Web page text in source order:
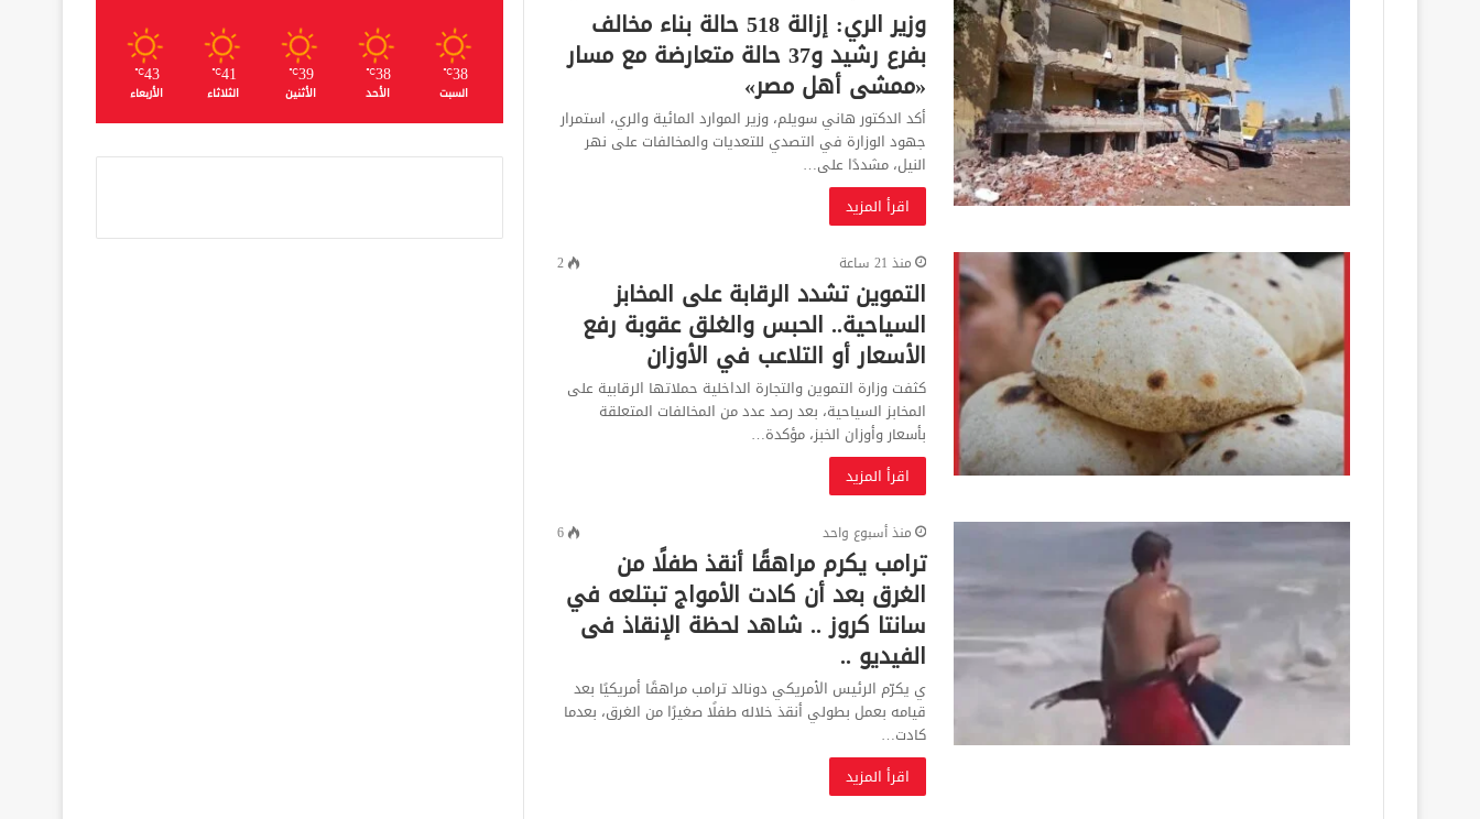
وزير الري: إزالة 518 حالة بناء مخالف
بفرع رشيد و37 حالة متعارضة مع مسار
«ممشى أهل مصر»
أكد الدكتور هاني سويلم، وزير الموارد المائية والري، استمرار
جهود الوزارة في التصدي للتعديات والمخالفات على نهر
النيل، مشددًا على…
اقرأ المزيد
منذ 21 ساعة 2
التموين تشدد الرقابة على المخابز
السياحية.. الحبس والغلق عقوبة رفع
الأسعار أو التلاعب في الأوزان
كثفت وزارة التموين والتجارة الداخلية حملاتها الرقابية على
المخابز السياحية، بعد رصد عدد من المخالفات المتعلقة
بأسعار وأوزان الخبز، مؤكدة…
اقرأ المزيد
منذ أسبوع واحد 6
ترامب يكرم مراهقًا أنقذ طفلًا من
الغرق بعد أن كادت الأمواج تبتلعه في
سانتا كروز .. شاهد لحظة الإنقاذ فى
الفيديو ..
ي يكرّم الرئيس الأمريكي دونالد ترامب مراهقًا أمريكيًا بعد
قيامه بعمل بطولي أنقذ خلاله طفلًا صغيرًا من الغرق، بعدما
كادت…
اقرأ المزيد
38
℃
السبت
38
℃
الأحد
39
℃
الأثنين
41
℃
الثلاثاء
43
℃
الأربعاء